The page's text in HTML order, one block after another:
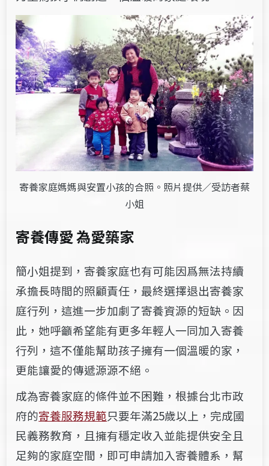
寄養家庭媽媽與安置小孩的合照。照片提供／受訪者蔡
小姐
寄養傳愛 為愛築家
簡小姐提到，寄養家庭也有可能因爲無法持續
承擔長時間的照顧責任，最終選擇退出寄養家
庭行列，這進一步加劇了寄養資源的短缺。因
此，她呼籲希望能有更多年輕人一同加入寄養
行列，這不僅能幫助孩子擁有一個溫暖的家，
更能讓愛的傳遞源源不絕。
成為寄養家庭的條件並不困難，根據台北市政
府的寄養服務規範只要年滿25歲以上，完成國
民義務教育，且擁有穩定收入並能提供安全且
足夠的家庭空間，即可申請加入寄養體系，幫